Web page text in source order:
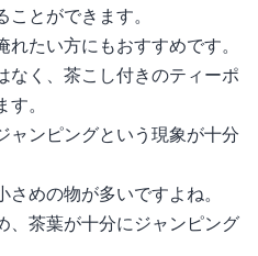
とができます。
たい方にもおすすめです。
なく、茶こし付きのティーポ
。
ャンピングという現象が十分
めの物が多いですよね。
、茶葉が十分にジャンピング